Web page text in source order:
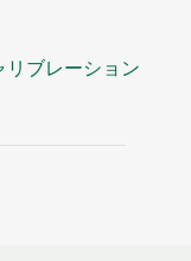
リブレーション